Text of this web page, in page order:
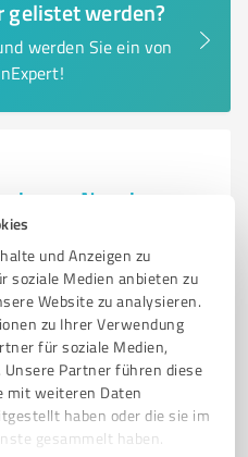
und Anzeigen zu
soziale Medien anbieten zu
Website zu analysieren.
zu Ihrer Verwendung
für soziale Medien,
Partner führen diese
mit weiteren Daten
haben oder die sie im
gesammelt haben.
gelistet werden?
werden Sie ein von
Nenzingen
Stemmer - Ihr Partner
WOHNUNGSBAU GEWERBEBAU
BAUTEN PLANUNG
LÖSUNGEN
NENZINGEN
Nenzingen